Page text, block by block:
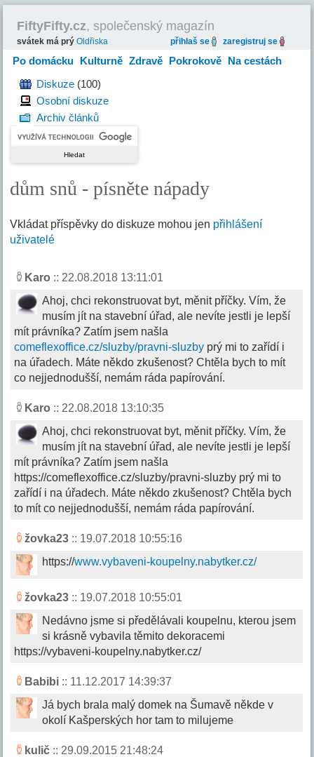
FiftyFifty.cz, společenský magazín
svátek má prýOldřiska přihlaš se zaregistruj se
Po domácku Kulturně Zdravě Pokrokově Na cestách
HravěDiskuze (100)
Osobní diskuze
Archiv článků
dům snů - písněte nápady
Vkládat příspěvky do diskuze mohou jen přihlášení
uživatelé
Karo :: 22.08.2018 13:11:01
Ahoj, chci rekonstruovat byt, měnit příčky. Vím, že
musím jít na stavební úřad, ale nevíte jestli je lepší
mít právníka? Zatím jsem našla
comeflexoffice.cz/sluzby/pravni-sluzby prý mi to zařídí i
na úřadech. Máte někdo zkušenost? Chtěla bych to mít
co nejjednodušší, nemám ráda papírování.
Karo :: 22.08.2018 13:10:35
Ahoj, chci rekonstruovat byt, měnit příčky. Vím, že
musím jít na stavební úřad, ale nevíte jestli je lepší
mít právníka? Zatím jsem našla
https://comeflexoffice.cz/sluzby/pravni-sluzby prý mi to
zařídí i na úřadech. Máte někdo zkušenost? Chtěla bych
to mít co nejjednodušší, nemám ráda papírování.
žovka23 :: 19.07.2018 10:55:16
https://www.vybaveni-koupelny.nabytker.cz/
žovka23 :: 19.07.2018 10:55:01
Nedávno jsme si předělávali koupelnu, kterou jsem
si krásně vybavila těmito dekoracemi
https://vybaveni-koupelny.nabytker.cz/
Babibi :: 11.12.2017 14:39:37
Já bych brala malý domek na Šumavě někde v
okolí Kašperských hor tam to milujeme
kulič :: 29.09.2015 21:48:24